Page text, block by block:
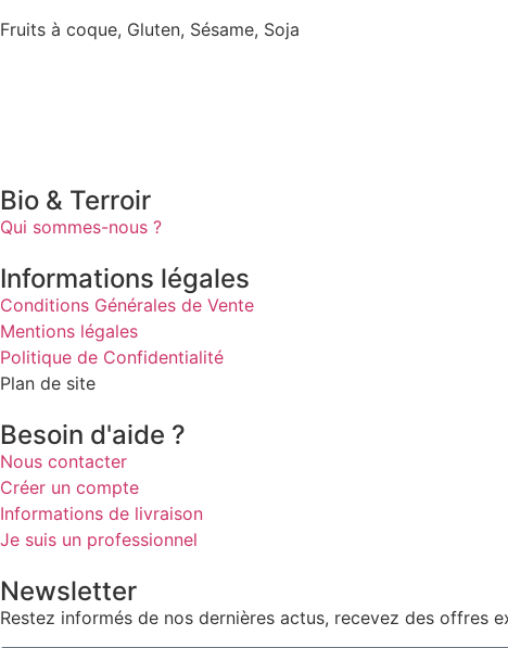
Fruits à coque, Gluten, Sésame, Soja
Bio & Terroir
Qui sommes-nous ?
Informations légales
Conditions Générales de Vente
Mentions légales
Politique de Confidentialité
Plan de site
Besoin d'aide ?
Nous contacter
Créer un compte
Informations de livraison
Je suis un professionnel
Newsletter
Restez informés de nos dernières actus, recevez des offres